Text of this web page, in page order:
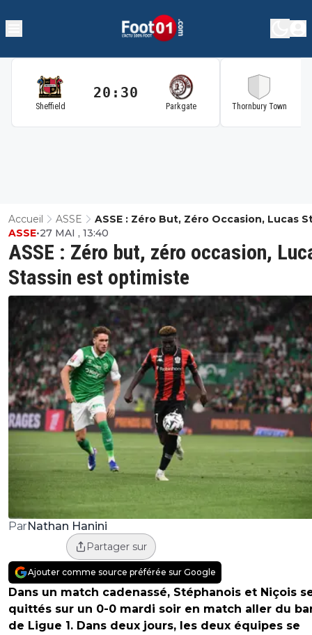
Sheffield
20:30
Parkgate Thornbury Town
Accueil ASSE
ASSE : Zéro But, Zéro Occasion, Lucas
Est Optimiste
ASSE : Zéro but, zéro occasion,
Stassin est optimiste
ASSE•27 MAI , 13:40
ParNathan Hanini
Partager sur
Ajouter comme source préférée sur Google
Dans un match cadenassé, Stéphanois et Niçois
quittés sur un 0-0 mardi soir en match aller du
de Ligue 1. Dans deux jours, les deux équipes se